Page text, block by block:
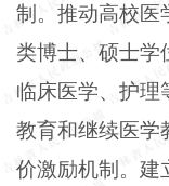
制。推动高校医
类博士、硕士学
临床医学、护理
教育和继续医学
价激励机制。建